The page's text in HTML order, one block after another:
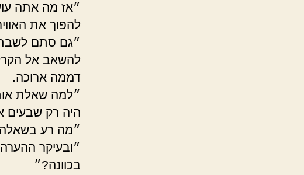
״אז מה אתה
להפוך את
״גם סתם
להשאב אל
דממה ארוכה.
״למה שאלת
היה רק שבעים
״מה רע
״ובעיקר
בכוונה?״